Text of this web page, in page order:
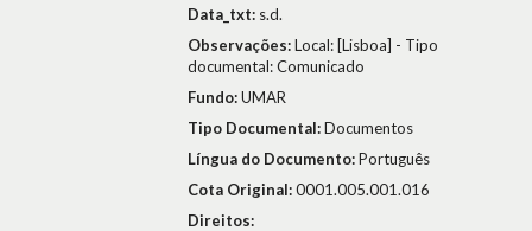
Data_txt: s.d.
Observações:Local: [Lisboa] - Tipo
documental: Comunicado
Fundo:UMAR
Tipo Documental:Documentos
Língua do Documento:Português
Cota Original:0001.005.001.016
Direitos: